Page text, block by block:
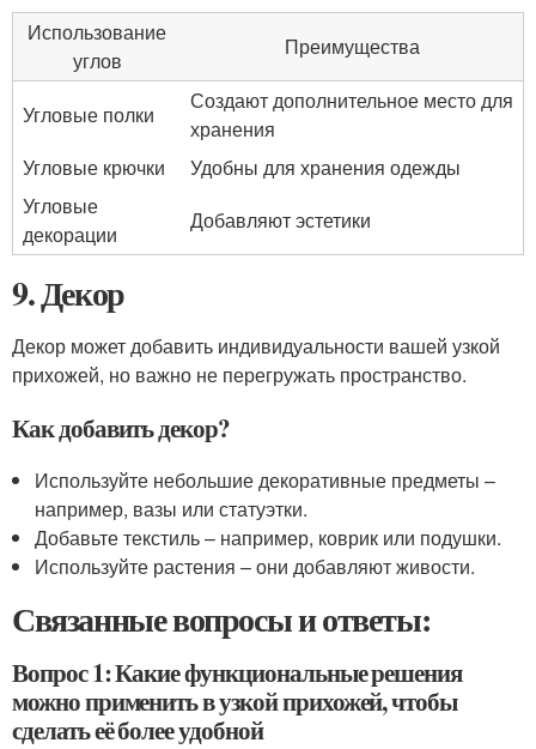
Использование
углов
Преимущества
Угловые полки
Создают дополнительное место для
хранения
Угловые крючки
Удобны для хранения одежды
Угловые
декорации
Добавляют эстетики
9. Декор
Декор может добавить индивидуальности вашей узкой
прихожей, но важно не перегружать пространство.
Как добавить декор?
Используйте небольшие декоративные предметы –
например, вазы или статуэтки.
Добавьте текстиль – например, коврик или подушки.
Используйте растения – они добавляют живости.
Связанные вопросы и ответы:
Вопрос 1: Какие функциональные решения
можно применить в узкой прихожей, чтобы
сделать её более удобной